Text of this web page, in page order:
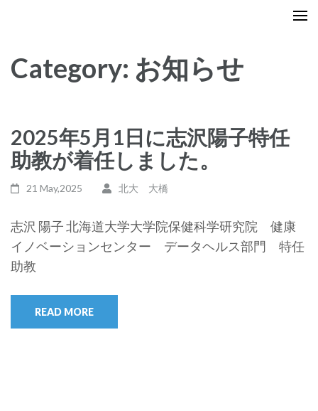
(Press
datahealth.hs.hokudai.ac.jp/
Category: お知らせ
2025年5月1日に志沢陽子特任
助教が着任しました。
21 May,2025 北大 大橋
志沢 陽子 北海道大学大学院保健科学研究院 健康
イノベーションセンター データヘルス部門 特任
助教
READ MORE